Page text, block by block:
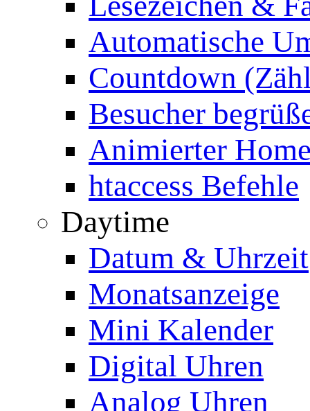
Automatische
Countdown
Besucher
Animierter
htaccess Befehle
Daytime
Datum & Uhrzeit
Monatsanzeige
Mini Kalender
Digital Uhren
Analog Uhren